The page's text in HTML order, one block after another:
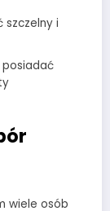
szczelny i
wiele osób